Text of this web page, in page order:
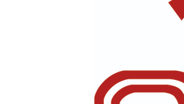
[속보]원·달러 환율, 0.7
"여기 떨어졌다"…다누
손흥민, 5경기 연속골
내일까지 39도 '펄펄'…
트럼프, 한국계 진보 주